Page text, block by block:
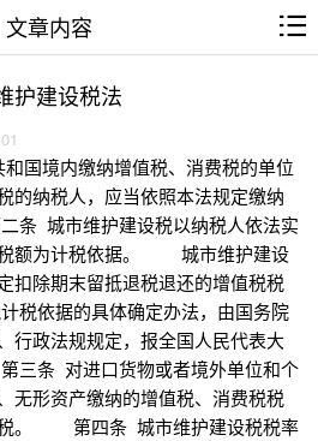
文章内容
护建设税法
境内缴纳增值税、消费税的单位
的纳税人，应当依照本法规定缴纳
城市维护建设税以纳税人依法实
税额为计税依据。 城市维护建设
扣除期末留抵退税退还的增值税税
依据的具体确定办法，由国务院
行政法规规定，报全国人民代表大
条 对进口货物或者境外单位和个
无形资产缴纳的增值税、消费税税
税。 第四条 城市维护建设税税率